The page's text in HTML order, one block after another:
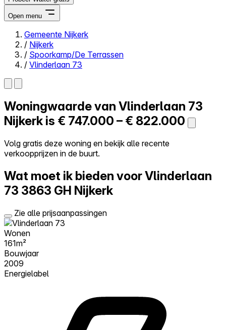
Open menu
Close menu
Zelf kopen
Alles-in-één
Reviews
Log in
Gemeente Nijkerk
/ Nijkerk
/ Spoorkamp/De Terrassen
/ Vlinderlaan 73
Woningwaarde van Vlinderlaan 73
Nijkerk is € 747.000 – € 822.000
Volg gratis deze woning en bekijk alle recente
verkoopprijzen in de buurt.
Wat moet ik bieden voor Vlinderlaan
73 3863 GH Nijkerk
Zie alle prijsaanpassingen
Wonen
161m²
Bouwjaar
2009
Energielabel